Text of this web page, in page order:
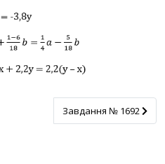
Завдання № 1692
Завдання № 1692